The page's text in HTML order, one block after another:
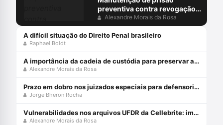
preventiva contra revogação
do MP: juiz não pode ocupar
lugar do acusador
Alexandre Morais da Rosa
A difícil situação do Direito Penal brasileiro
Raphael Boldt
A importância da cadeia de custódia para preservar a prova penal
Alexandre Morais da Rosa
Prazo em dobro nos juizados especiais para defensorias públicas
Jorge Bheron Rocha
Vulnerabilidades nos arquivos UFDR da Cellebrite: impactos e riscos da cadeia de custódia da prova
Alexandre Morais da Rosa